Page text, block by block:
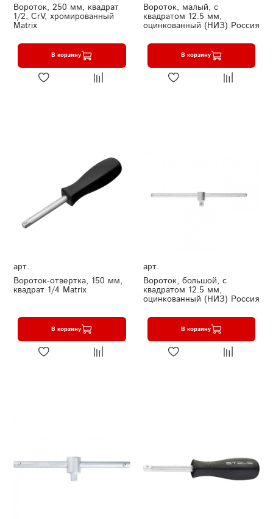
Вороток, 250 мм, квадрат
1/2, CrV, хромированный
Matrix
В корзину
Вороток, малый, с
квадратом 12.5 мм,
оцинкованный (НИЗ) Россия
В корзину
арт.
Вороток-отвертка, 150 мм,
квадрат 1/4 Matrix
В корзину
арт.
Вороток, большой, с
квадратом 12.5 мм,
оцинкованный (НИЗ) Россия
В корзину